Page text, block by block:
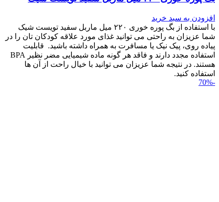
افزودن به سبد خرید
با استفاده از بگ پوره خوری ۲۲۰ میل ماربل سفید تویست شیک
شما عزیزان به راحتی می توانید غذای مورد علاقه کودکان تان را در
پیاده روی، پیک نیک یا مسافرت به همراه داشته باشید. قابلیت
استفاده مجدد دارند و فاقد هر گونه ماده شیمیایی مضر نظیر BPA
هستند. در نتیجه شما عزیزان می توانید با خیال راحت از آن ها
استفاده کنید.
-70%